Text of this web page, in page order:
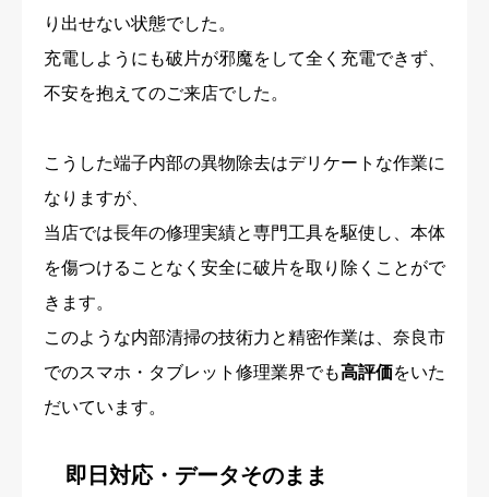
り出せない状態でした。
充電しようにも破片が邪魔をして全く充電できず、
不安を抱えてのご来店でした。
こうした端子内部の異物除去はデリケートな作業に
なりますが、
当店では長年の修理実績と専門工具を駆使し、本体
を傷つけることなく安全に破片を取り除くことがで
きます。
このような内部清掃の技術力と精密作業は、奈良市
でのスマホ・タブレット修理業界でも高評価をいた
だいています。
即日対応・データそのまま